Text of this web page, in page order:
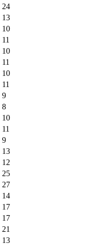
24
13
10
11
10
11
10
11
9
8
10
11
9
13
12
25
27
14
17
17
21
13